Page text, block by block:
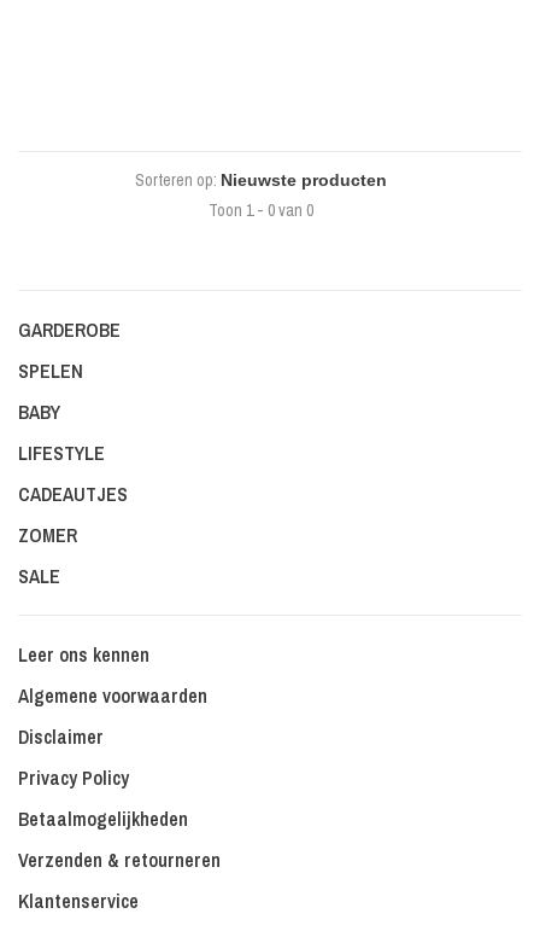
Sorteren op:
Toon 1 - 0 van 0
GARDEROBE
SPELEN
BABY
LIFESTYLE
CADEAUTJES
ZOMER
SALE
Leer ons kennen
Algemene voorwaarden
Disclaimer
Privacy Policy
Betaalmogelijkheden
Verzenden & retourneren
Klantenservice